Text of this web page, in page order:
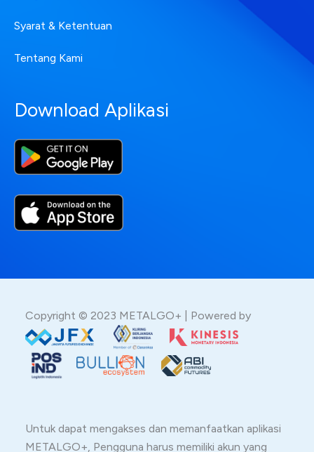
Syarat & Ketentuan
Tentang Kami
Download Aplikasi
Copyright © 2023 METALGO+ | Powered by
Untuk dapat mengakses dan memanfaatkan aplikasi
METALGO+, Pengguna harus memiliki akun yang